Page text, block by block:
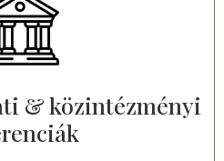
& közintézményi